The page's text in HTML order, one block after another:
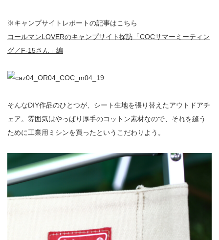
※キャンプサイトレポートの記事はこちら
コールマンLOVERのキャンプサイト探訪「COCサマーミーティン
グ／F-15さん」編
そんなDIY作品のひとつが、シート生地を張り替えたアウトドアチ
ェア。雰囲気はやっぱり厚手のコットン素材なので、それを縫う
ために工業用ミシンを買ったというこだわりよう。